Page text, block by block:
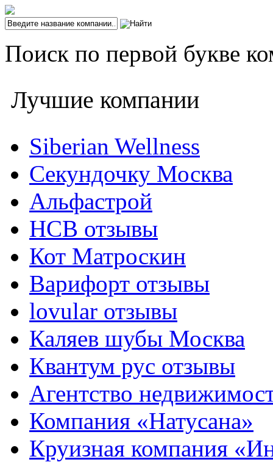
Поиск по первой букве
Лучшие компании
Siberian Wellness
Секундочку Москва
Альфастрой
НСВ отзывы
Кот Матроскин
Варифорт отзывы
lovular отзывы
Каляев шубы Москва
Квантум рус отзывы
Агентство
Компания «Натусана»
Круизная компания